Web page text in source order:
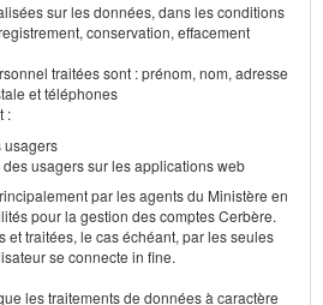
sur les données, dans les conditions
conservation, effacement
traitées sont : prénom, nom, adresse
et téléphones
:
usagers
usagers sur les applications web
par les agents du Ministère en
pour la gestion des comptes Cerbère.
et traitées, le cas échéant, par les seules
se connecte in fine.
les traitements de données à caractère